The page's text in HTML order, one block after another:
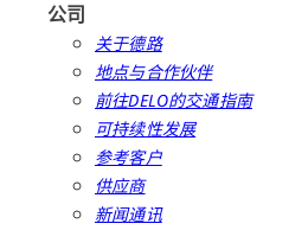
公司
关于德路
地点与合作伙伴
前往DELO的交通指南
可持续性发展
参考客户
供应商
新闻通讯